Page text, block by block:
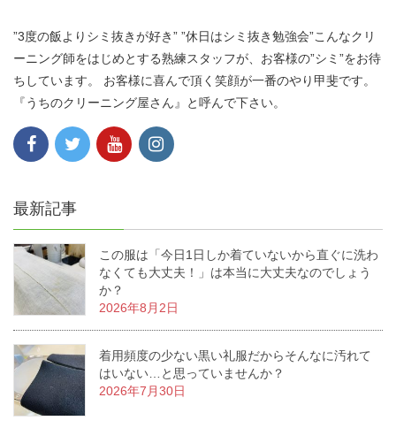
”3度の飯よりシミ抜きが好き” ”休日はシミ抜き勉強会”こんなクリ
ーニング師をはじめとする熟練スタッフが、お客様の”シミ”をお待
ちしています。 お客様に喜んで頂く笑顔が一番のやり甲斐です。
『うちのクリーニング屋さん』と呼んで下さい。
最新記事
この服は「今日1日しか着ていないから直ぐに洗わ
なくても大丈夫！」は本当に大丈夫なのでしょう
か？
2026年8月2日
着用頻度の少ない黒い礼服だからそんなに汚れて
はいない…と思っていませんか？
2026年7月30日